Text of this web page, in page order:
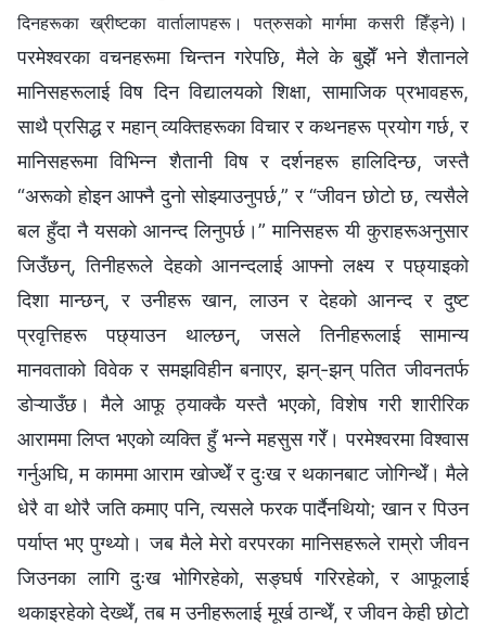
दिनहरूका ख्रीष्टका वार्तालापहरू। पत्रुसको मार्गमा कसरी हिँड्ने) ।
परमेश्‍वरका वचनहरूमा चिन्तन गरेपछि, मैले के बुझेँ भने शैतानले
मानिसहरूलाई विष दिन विद्यालयको शिक्षा, सामाजिक प्रभावहरू,
साथै प्रसिद्ध र महान् व्यक्तिहरूका विचार र कथनहरू प्रयोग गर्छ, र
मानिसहरूमा विभिन्न शैतानी विष र दर्शनहरू हालिदिन्छ, जस्तै
“अरूको होइन आफ्‍नै दुनो सोझ्याउनुपर्छ,” र “जीवन छोटो छ, त्यसैले
बल हुँदा नै यसको आनन्द लिनुपर्छ।” मानिसहरू यी कुराहरूअनुसार
जिउँछन्, तिनीहरूले देहको आनन्दलाई आफ्नो लक्ष्य र पछ्याइको
दिशा मान्छन्, र उनीहरू खान, लाउन र देहको आनन्द र दुष्ट
प्रवृत्तिहरू पछ्याउन थाल्छन्, जसले तिनीहरूलाई सामान्य
मानवताको विवेक र समझविहीन बनाएर, झन्-झन् पतित जीवनतर्फ
डोऱ्याउँछ। मैले आफू ठ्याक्कै यस्तै भएको, विशेष गरी शारीरिक
आराममा लिप्त भएको व्यक्ति हुँ भन्‍ने महसुस गरेँ। परमेश्‍वरमा विश्वास
गर्नुअघि, म काममा आराम खोज्थेँ र दुःख र थकानबाट जोगिन्थेँ। मैले
धेरै वा थोरै जति कमाए पनि, त्यसले फरक पार्दैनथियो; खान र पिउन
पर्याप्त भए पुग्थ्यो। जब मैले मेरो वरपरका मानिसहरूले राम्रो जीवन
जिउनका लागि दुःख भोगिरहेको, सङ्घर्ष गरिरहेको, र आफूलाई
थकाइरहेको देख्थेँ, तब म उनीहरूलाई मूर्ख ठान्थेँ, र जीवन केही छोटो